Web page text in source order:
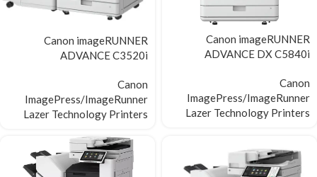
Canon imageRUNNER
ADVANCE DX C5840i
Canon
ImagePress/ImageRunner
Lazer Technology Printers
Canon imageRUNNER
ADVANCE C3520i
Canon
ImagePress/ImageRunner
Lazer Technology Printers